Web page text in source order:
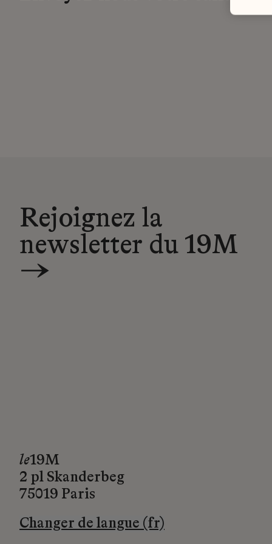
Rejoignez la
newsletter du 19M
→
le19M
2 pl Skanderbeg
75019 Paris
Changer de langue (fr)